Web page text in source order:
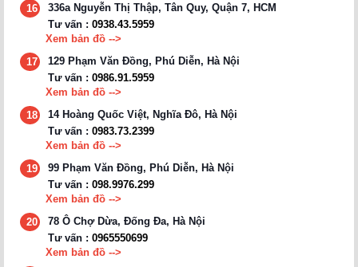
16
336a Nguyễn Thị Thập, Tân Quy, Quận 7, HCM
Tư vấn : 0938.43.5959
Xem bản đồ -->
17
129 Phạm Văn Đồng, Phú Diễn, Hà Nội
Tư vấn : 0986.91.5959
Xem bản đồ -->
18
14 Hoàng Quốc Việt, Nghĩa Đô, Hà Nội
Tư vấn : 0983.73.2399
Xem bản đồ -->
19
99 Phạm Văn Đồng, Phú Diễn, Hà Nội
Tư vấn : 098.9976.299
Xem bản đồ -->
20
78 Ô Chợ Dừa, Đống Đa, Hà Nội
Tư vấn : 0965550699
Xem bản đồ -->